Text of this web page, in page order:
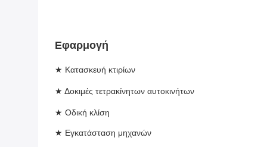
Εφαρμογή
★ Κατασκευή κτιρίων
★ Δοκιμές τετρακίνητων αυτοκινήτων
★ Οδική κλίση
★ Εγκατάσταση μηχανών